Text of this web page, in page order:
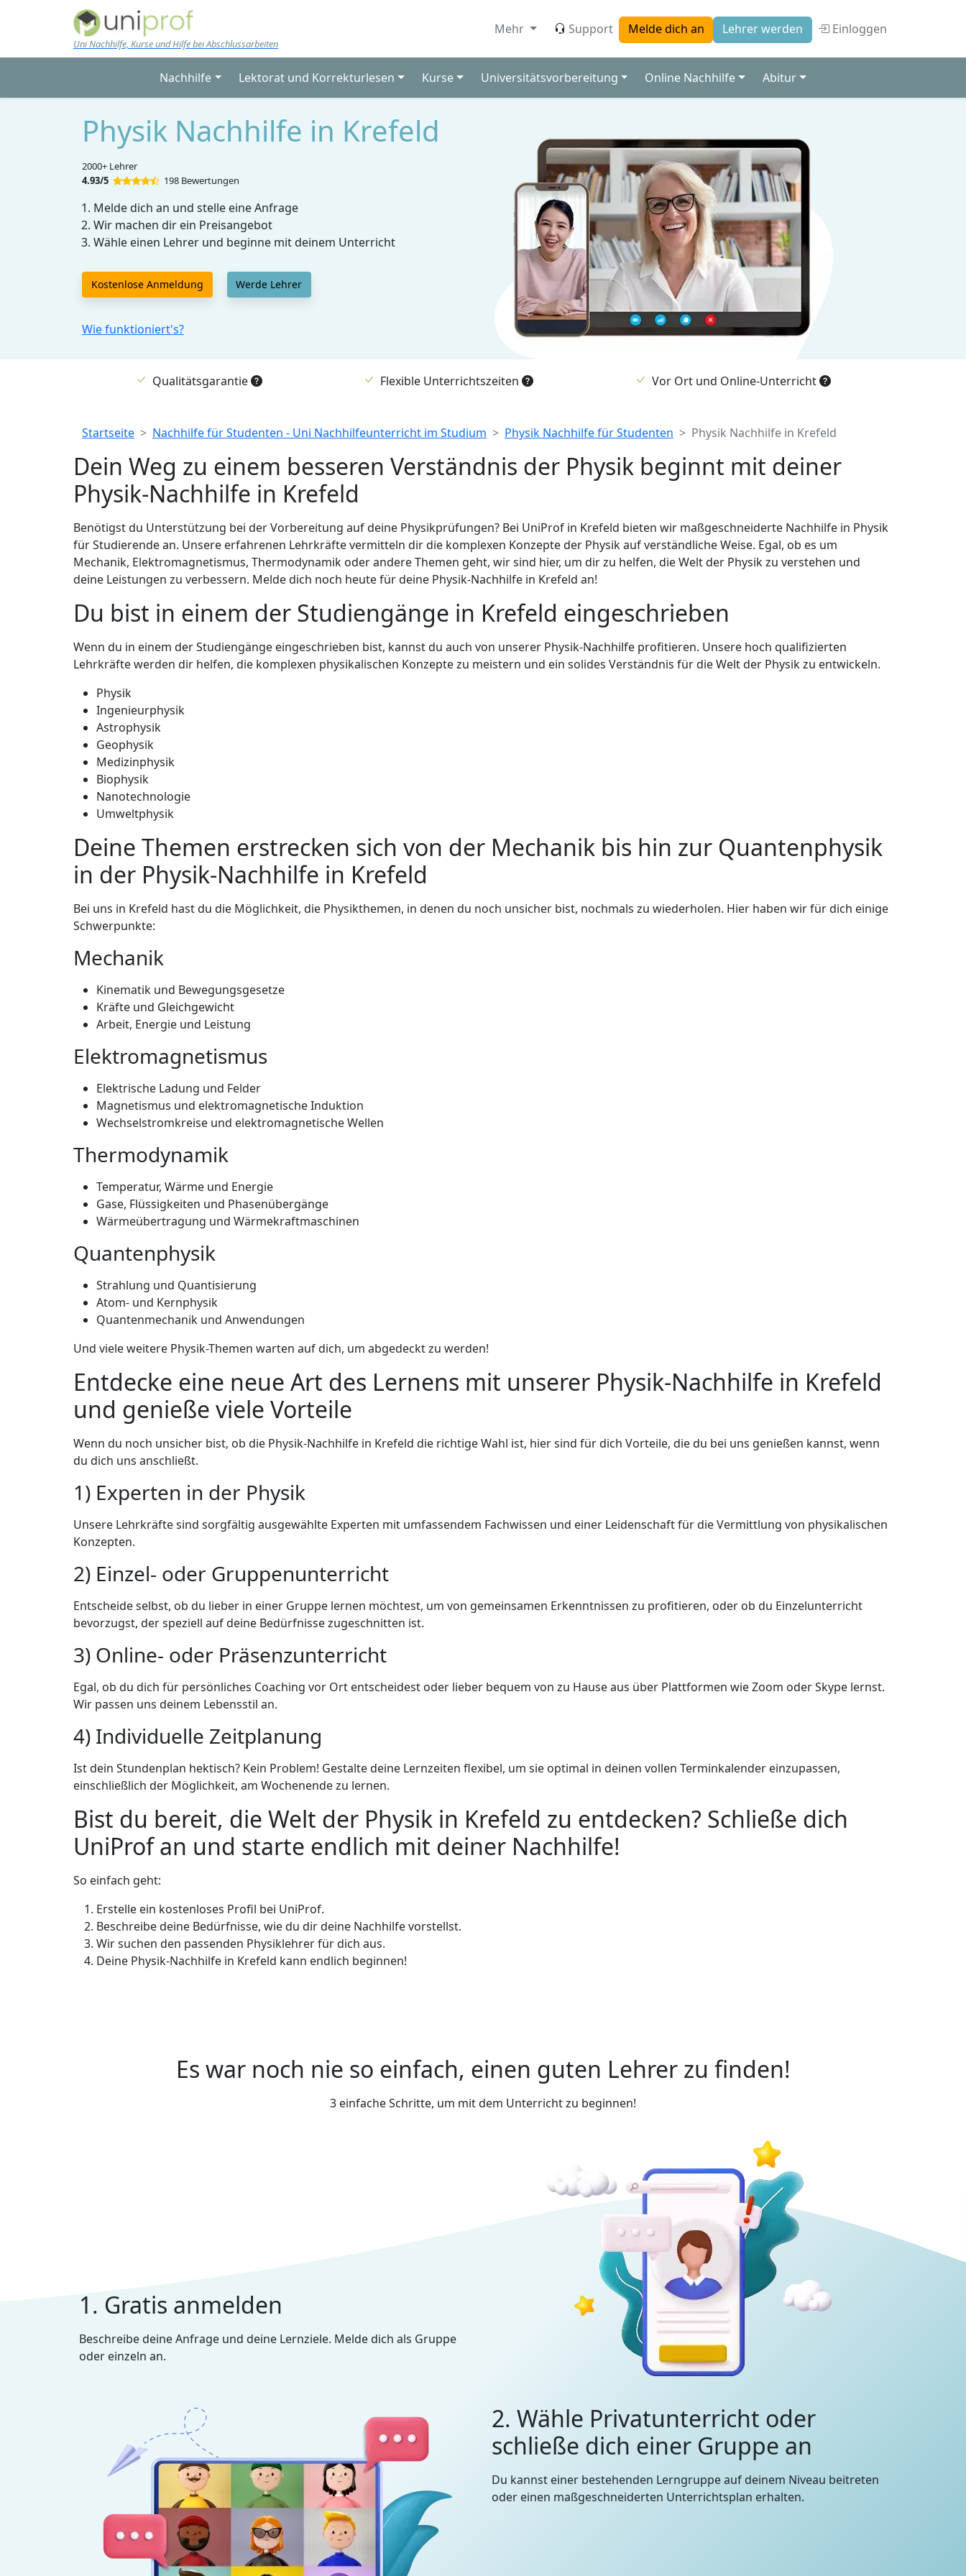
Skip to main content
Uni Nachhilfe, Kurse und Hilfe bei Abschlussarbeiten
Mehr Support Melde dich an Lehrer werden Einloggen
Nachhilfe Lektorat und Korrekturlesen Kurse Universitätsvorbereitung Online Nachhilfe Abitur
Physik Nachhilfe in Krefeld
2000+ Lehrer
4.93/5
198 Bewertungen
Melde dich an und stelle eine Anfrage
Wir machen dir ein Preisangebot
Wähle einen Lehrer und beginne mit deinem Unterricht
Kostenlose Anmeldung Werde Lehrer
Wie funktioniert's?
Qualitätsgarantie Flexible Unterrichtszeiten Vor Ort und Online-Unterricht
Breadcrumb
Startseite Nachhilfe für Studenten - Uni Nachhilfeunterricht im Studium Physik Nachhilfe für Studenten Physik Nachhilfe in Krefeld
Dein Weg zu einem besseren Verständnis der Physik beginnt mit deiner
Physik-Nachhilfe in Krefeld
Benötigst du Unterstützung bei der Vorbereitung auf deine Physikprüfungen? Bei UniProf in Krefeld bieten wir maßgeschneiderte Nachhilfe in Physik
für Studierende an. Unsere erfahrenen Lehrkräfte vermitteln dir die komplexen Konzepte der Physik auf verständliche Weise. Egal, ob es um
Mechanik, Elektromagnetismus, Thermodynamik oder andere Themen geht, wir sind hier, um dir zu helfen, die Welt der Physik zu verstehen und
deine Leistungen zu verbessern. Melde dich noch heute für deine Physik-Nachhilfe in Krefeld an!
Du bist in einem der Studiengänge in Krefeld eingeschrieben
Wenn du in einem der Studiengänge eingeschrieben bist, kannst du auch von unserer Physik-Nachhilfe profitieren. Unsere hoch qualifizierten
Lehrkräfte werden dir helfen, die komplexen physikalischen Konzepte zu meistern und ein solides Verständnis für die Welt der Physik zu entwickeln.
Physik
Ingenieurphysik
Astrophysik
Geophysik
Medizinphysik
Biophysik
Nanotechnologie
Umweltphysik
Deine Themen erstrecken sich von der Mechanik bis hin zur Quantenphysik
in der Physik-Nachhilfe in Krefeld
Bei uns in Krefeld hast du die Möglichkeit, die Physikthemen, in denen du noch unsicher bist, nochmals zu wiederholen. Hier haben wir für dich einige
Schwerpunkte:
Mechanik
Kinematik und Bewegungsgesetze
Kräfte und Gleichgewicht
Arbeit, Energie und Leistung
Elektromagnetismus
Elektrische Ladung und Felder
Magnetismus und elektromagnetische Induktion
Wechselstromkreise und elektromagnetische Wellen
Thermodynamik
Temperatur, Wärme und Energie
Gase, Flüssigkeiten und Phasenübergänge
Wärmeübertragung und Wärmekraftmaschinen
Quantenphysik
Strahlung und Quantisierung
Atom- und Kernphysik
Quantenmechanik und Anwendungen
Und viele weitere Physik-Themen warten auf dich, um abgedeckt zu werden!
Entdecke eine neue Art des Lernens mit unserer Physik-Nachhilfe in Krefeld
und genieße viele Vorteile
Wenn du noch unsicher bist, ob die Physik-Nachhilfe in Krefeld die richtige Wahl ist, hier sind für dich Vorteile, die du bei uns genießen kannst, wenn
du dich uns anschließt.
1) Experten in der Physik
Unsere Lehrkräfte sind sorgfältig ausgewählte Experten mit umfassendem Fachwissen und einer Leidenschaft für die Vermittlung von physikalischen
Konzepten.
2) Einzel- oder Gruppenunterricht
Entscheide selbst, ob du lieber in einer Gruppe lernen möchtest, um von gemeinsamen Erkenntnissen zu profitieren, oder ob du Einzelunterricht
bevorzugst, der speziell auf deine Bedürfnisse zugeschnitten ist.
3) Online- oder Präsenzunterricht
Egal, ob du dich für persönliches Coaching vor Ort entscheidest oder lieber bequem von zu Hause aus über Plattformen wie Zoom oder Skype lernst.
Wir passen uns deinem Lebensstil an.
4) Individuelle Zeitplanung
Ist dein Stundenplan hektisch? Kein Problem! Gestalte deine Lernzeiten flexibel, um sie optimal in deinen vollen Terminkalender einzupassen,
einschließlich der Möglichkeit, am Wochenende zu lernen.
Bist du bereit, die Welt der Physik in Krefeld zu entdecken? Schließe dich
UniProf an und starte endlich mit deiner Nachhilfe!
So einfach geht:
Erstelle ein kostenloses Profil bei UniProf.
Beschreibe deine Bedürfnisse, wie du dir deine Nachhilfe vorstellst.
Wir suchen den passenden Physiklehrer für dich aus.
Deine Physik-Nachhilfe in Krefeld kann endlich beginnen!
Es war noch nie so einfach, einen guten Lehrer zu finden!
3 einfache Schritte, um mit dem Unterricht zu beginnen!
1. Gratis anmelden
Beschreibe deine Anfrage und deine Lernziele. Melde dich als Gruppe
oder einzeln an.
2. Wähle Privatunterricht oder
schließe dich einer Gruppe an
Du kannst einer bestehenden Lerngruppe auf deinem Niveau beitreten
oder einen maßgeschneiderten Unterrichtsplan erhalten.